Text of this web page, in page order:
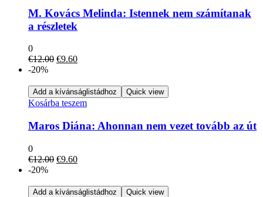
M. Kovács Melinda: Istennek nem számítanak
a részletek
0
€12.00 Original
€12.00.
€9.60Current
€9.60.
-20%
Add a kívánságlistádhoz Quick view
Kosárba teszem
Maros Diána: Ahonnan nem vezet tovább az út
0
€12.00 Original
€12.00.
€9.60Current
€9.60.
-20%
Add a kívánságlistádhoz Quick view